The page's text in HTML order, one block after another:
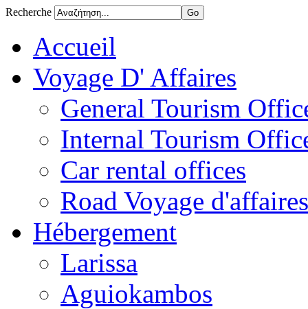
Recherche
Accueil
Voyage D' Affaires
General Tourism
Internal Tourism
Car rental offices
Road Voyage
Hébergement
Larissa
Aguiokambos